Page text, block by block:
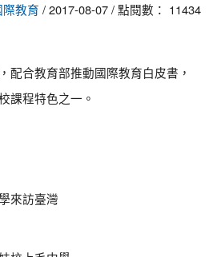
際教育 / 2017-08-07 / 點閱數： 11434
配合教育部推動國際教育白皮書，
課程特色之一。
來訪臺灣